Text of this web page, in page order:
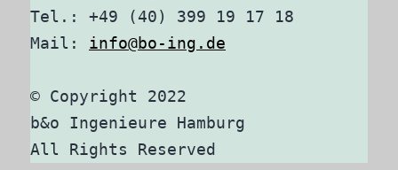
Tel.: +49 (40) 399 19 17 18
Mail: info@bo-ing.de
© Copyright 2022
b&o Ingenieure Hamburg
All Rights Reserved